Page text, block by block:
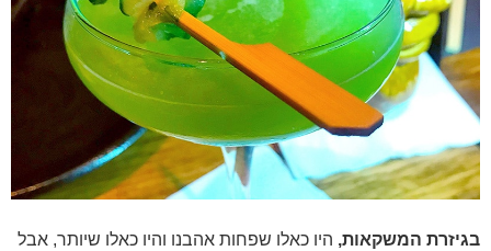
בגיזרת המשקאות, היו כאלו שפחות אהבנו והיו כאלו שיותר, אבל